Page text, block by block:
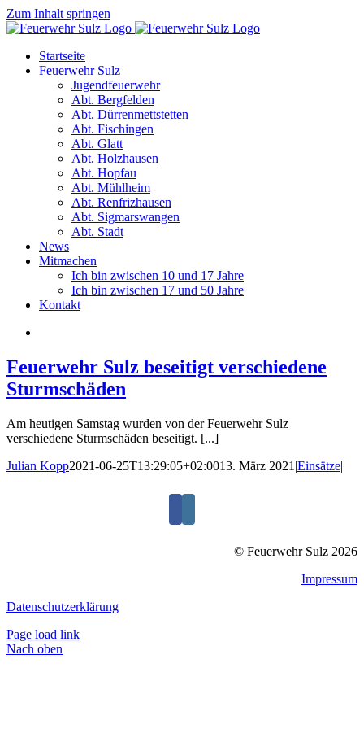
Zum Inhalt springen
Startseite
Feuerwehr Sulz
Jugendfeuerwehr
Abt. Bergfelden
Abt. Dürrenmettstetten
Abt. Fischingen
Abt. Glatt
Abt. Holzhausen
Abt. Hopfau
Abt. Mühlheim
Abt. Renfrizhausen
Abt. Sigmarswangen
Abt. Stadt
News
Mitmachen
Ich bin zwischen 10 und 17 Jahre
Ich bin zwischen 17 und 50 Jahre
Kontakt
Feuerwehr Sulz beseitigt verschiedene
Sturmschäden
Am heutigen Samstag wurden von der Feuerwehr Sulz
verschiedene Sturmschäden beseitigt. [...]
Julian Kopp2021-06-25T13:29:05+02:0013. März 2021 |Einsätze|
© Feuerwehr Sulz 2026
Impressum
Datenschutzerklärung
Page load link
Nach oben